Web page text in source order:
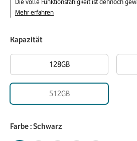
Mehr erfahren
Kapazität
128GB
512GB
Farbe : Schwarz